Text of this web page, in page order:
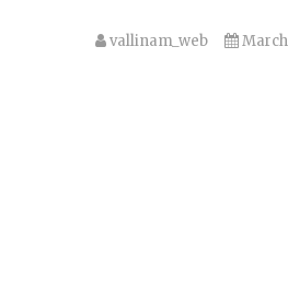
vallinam_web March